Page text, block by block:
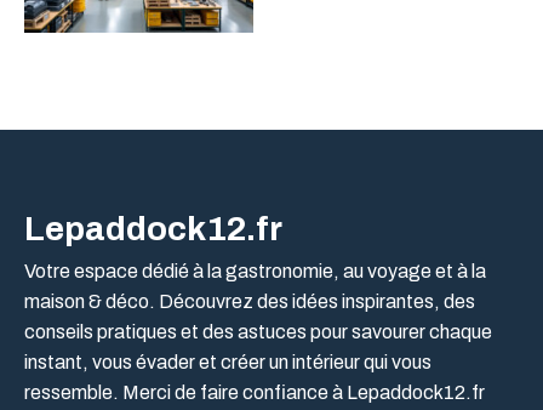
Lepaddock12.fr
Votre espace dédié à la gastronomie, au voyage et à la
maison & déco. Découvrez des idées inspirantes, des
conseils pratiques et des astuces pour savourer chaque
instant, vous évader et créer un intérieur qui vous
ressemble. Merci de faire confiance à Lepaddock12.fr